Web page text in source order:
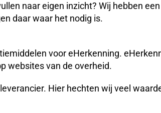
naar eigen inzicht? Wij hebben
daar waar het nodig is.
voor eHerkenning.
websites van de overheid.
Hier hechten wij veel